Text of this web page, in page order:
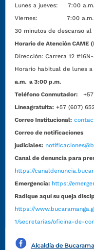
Lunes a jueves: 7:00 a.m.
Viernes: 7:00 a.m. a
30 minutos de descanso al
Horario de Atención CAME
Dirección:Carrera 12
Horario habitual de lunes a
a.m. a 3:00 p.m.
Teléfono Conmutador:
Líneagratuita: +57 (607)
Correo Institucional:
Correo de notificaciones
judiciales:
Canal de denuncia para
https://
Emergencia: https://
Radique aquí su queja
https://
1/secretarias/oficina-de-
Alcaldía de